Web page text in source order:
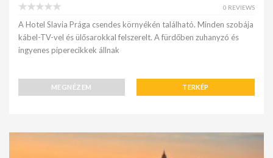
0 REVIEWS
A Hotel Slavia Prága csendes környékén található. Minden szobája
kábel-TV-vel és ülősarokkal felszerelt. A fürdőben zuhanyzó és
ingyenes piperecikkek állnak
MEGNÉZEM TERKÉP